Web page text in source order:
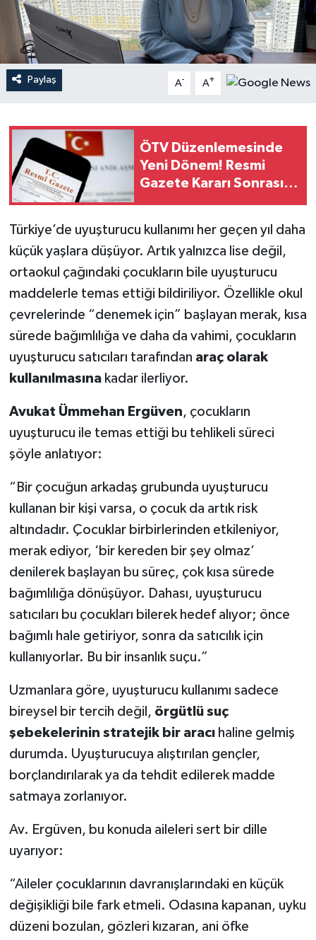
Paylaş A- A+
ÖTV Düzenlemesinde
Yeni Dönem! Resmi
Gazete Kararı Sonrası
Türkiye’de uyuşturucu kullanımı her geçen yıl daha
küçük yaşlara düşüyor. Artık yalnızca lise değil,
ortaokul çağındaki çocukların bile uyuşturucu
maddelerle temas ettiği bildiriliyor. Özellikle okul
çevrelerinde “denemek için” başlayan merak, kısa
sürede bağımlılığa ve daha da vahimi, çocukların
uyuşturucu satıcıları tarafından araç olarak
kullanılmasına kadar ilerliyor.
Avukat Ümmehan Ergüven, çocukların
uyuşturucu ile temas ettiği bu tehlikeli süreci
şöyle anlatıyor:
“Bir çocuğun arkadaş grubunda uyuşturucu
kullanan bir kişi varsa, o çocuk da artık risk
altındadır. Çocuklar birbirlerinden etkileniyor,
merak ediyor, ‘bir kereden bir şey olmaz’
denilerek başlayan bu süreç, çok kısa sürede
bağımlılığa dönüşüyor. Dahası, uyuşturucu
satıcıları bu çocukları bilerek hedef alıyor; önce
bağımlı hale getiriyor, sonra da satıcılık için
kullanıyorlar. Bu bir insanlık suçu.”
Uzmanlara göre, uyuşturucu kullanımı sadece
bireysel bir tercih değil, örgütlü suç
şebekelerinin stratejik bir aracı haline gelmiş
durumda. Uyuşturucuya alıştırılan gençler,
borçlandırılarak ya da tehdit edilerek madde
satmaya zorlanıyor.
Av. Ergüven, bu konuda aileleri sert bir dille
uyarıyor:
“Aileler çocuklarının davranışlarındaki en küçük
değişikliği bile fark etmeli. Odasına kapanan, uyku
düzeni bozulan, gözleri kızaran, ani öfke